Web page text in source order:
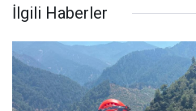
İlgili Haberler